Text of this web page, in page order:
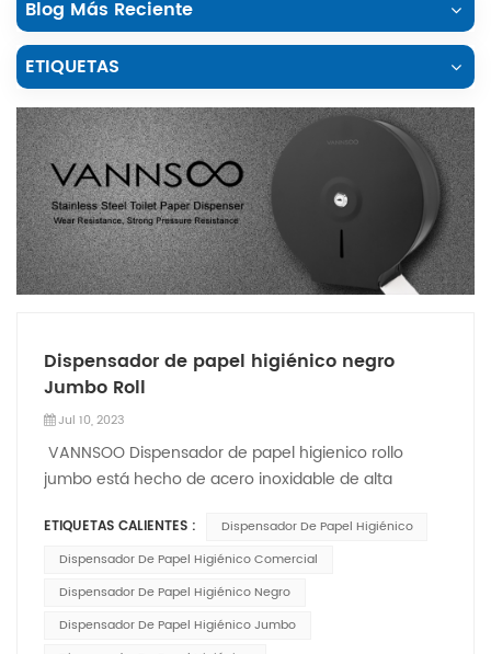
Blog Más Reciente
ETIQUETAS
Dispensador de papel higiénico negro
Jumbo Roll
Jul 10, 2023
VANNSOO Dispensador de papel higienico rollo
jumbo está hecho de acero inoxidable de alta
incluyendo cepillado, negro y dorado. La pintura
negra alrededor de la carcasa de acero inoxidable
evita que dispensador de papel higiénico comercial
dispensadores de papel higiénico tradicionales. Este
ETIQUETAS CALIENTES :
Dispensador De Papel Higiénico
Dispensador De Papel Higiénico Comercial
Dispensador De Papel Higiénico Negro
Dispensador De Papel Higiénico Jumbo